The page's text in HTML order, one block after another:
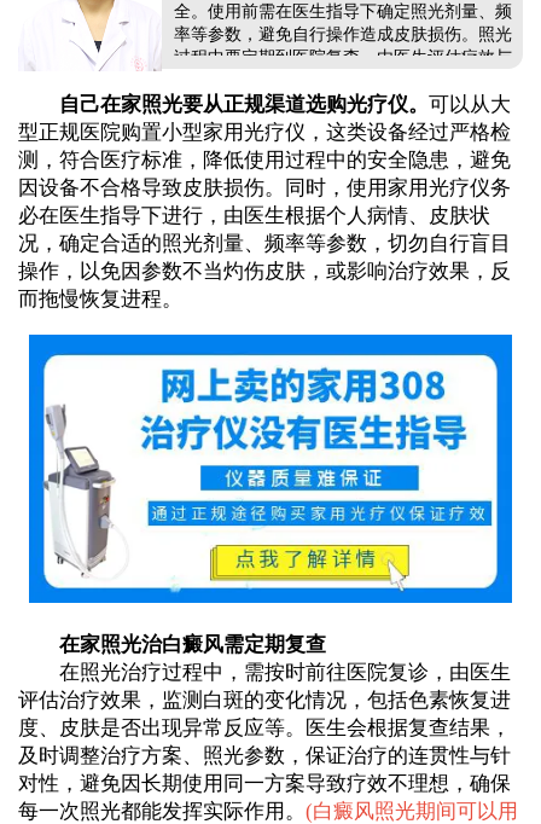
全。使用前需在医生指导下确定照光剂量、频
率等参数，避免自行操作造成皮肤损伤。照光
过程中要定期到医院复查，由医生评估疗效与
贯性与有效性。同时结合日常防护，助力白斑
复色。...
自己在家照光要从正规渠道选购光疗仪。 可以从大
型正规医院购置小型家用光疗仪，这类设备经过严格检
测，符合医疗标准，降低使用过程中的安全隐患，避免
因设备不合格导致皮肤损伤。同时，使用家用光疗仪务
必在医生指导下进行，由医生根据个人病情、皮肤状
况，确定合适的照光剂量、频率等参数，切勿自行盲目
操作，以免因参数不当灼伤皮肤，或影响治疗效果，反
而拖慢恢复进程。
在家照光治白癜风需定期复查
在照光治疗过程中，需按时前往医院复诊，由医生
评估治疗效果，监测白斑的变化情况，包括色素恢复进
度、皮肤是否出现异常反应等。医生会根据复查结果，
及时调整治疗方案、照光参数，保证治疗的连贯性与针
对性，避免因长期使用同一方案导致疗效不理想，确保
每一次照光都能发挥实际作用。 (白癜风照光期间可以用